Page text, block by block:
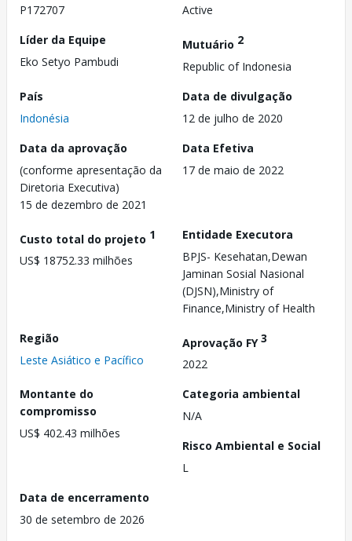
P172707
Active
Líder da Equipe
Eko Setyo Pambudi
Mutuário 2
Republic of Indonesia
País
Indonésia
Data de divulgação
12 de julho de 2020
Data da aprovação
(conforme apresentação da
Diretoria Executiva)
15 de dezembro de 2021
Data Efetiva
17 de maio de 2022
Custo total do projeto 1
US$ 18752.33 milhões
Entidade Executora
BPJS- Kesehatan,Dewan
Jaminan Sosial Nasional
(DJSN),Ministry of
Finance,Ministry of Health
Região
Leste Asiático e Pacífico
Aprovação FY3
2022
Montante do
compromisso
US$ 402.43 milhões
Categoria ambiental
N/A
Risco Ambiental e Social
L
Data de encerramento
30 de setembro de 2026